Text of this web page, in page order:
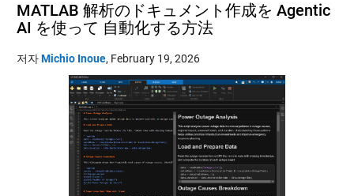
MATLAB 解析のドキュメント作成を Agentic
AI を使って 自動化する方法
저자Michio Inoue, February 19, 2026